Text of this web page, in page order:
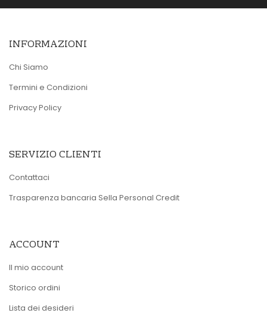
INFORMAZIONI
Chi Siamo
Termini e Condizioni
Privacy Policy
SERVIZIO CLIENTI
Contattaci
Trasparenza bancaria Sella Personal Credit
ACCOUNT
Il mio account
Storico ordini
Lista dei desideri